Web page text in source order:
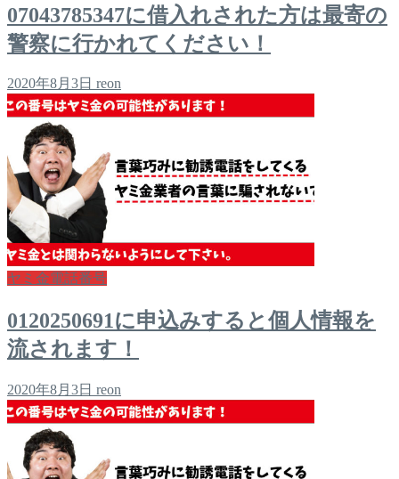
07043785347に借入れされた方は最寄の
警察に行かれてください！
2020年8月3日 reon
ヤミ金電話番号
0120250691に申込みすると個人情報を
流されます！
2020年8月3日 reon